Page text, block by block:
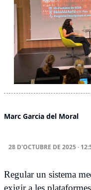
Marc Garcia del Moral
28 D'OCTUBRE DE 2025 ·
Regular un sistema
exigir a les